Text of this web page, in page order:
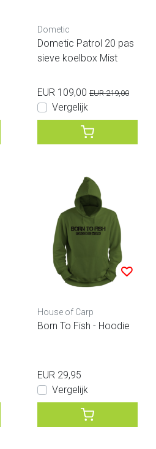
Dometic
Dometic Patrol 20 pas
sieve koelbox Mist
EUR 109,00 EUR 219,00
Vergelijk
House of Carp
Born To Fish - Hoodie
EUR 29,95
Vergelijk